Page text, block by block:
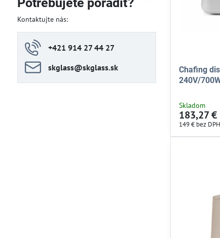
Chafing
240V/
Skladom
183,27 €
149 € bez DPH
fulltextom
Kontaktujte nás:
+421 914 27 44 27
skglass​@skglass​.sk